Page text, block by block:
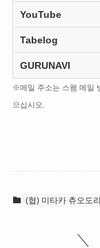
YouTube
Tabelog
GURUNAVI
※메일 주소는 스팸 메일
으십시오.
(협) 미타카 츄오도